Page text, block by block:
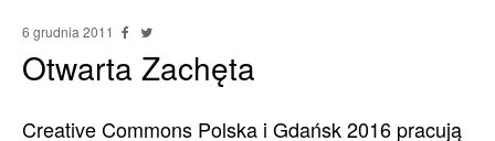
6 grudnia 2011
Otwarta Zachęta
Creative Commons Polska i Gdańsk 2016 pracują